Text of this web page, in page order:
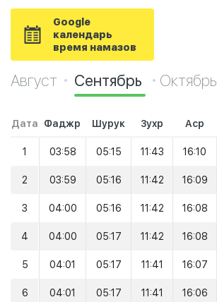
Google
календарь
время намазов
Август Сентябрь Октябрь
Дата Фаджр Шурук Зухр Аср
1 03:58 05:15 11:43 16:10
2 03:59 05:16 11:42 16:09
3 04:00 05:16 11:42 16:08
4 04:00 05:17 11:42 16:08
5 04:01 05:17 11:41 16:07
6 04:01 05:17 11:41 16:06